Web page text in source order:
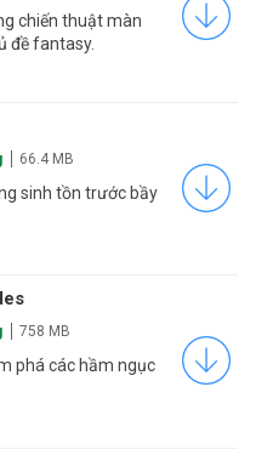
chiến thuật màn
đề fantasy.
66.4 MB
sinh tồn trước bầy
758 MB
phá các hầm ngục